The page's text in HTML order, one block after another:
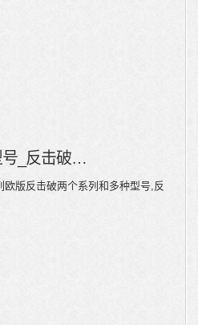
号_反击破…
版反击破两个系列和多种型号,反